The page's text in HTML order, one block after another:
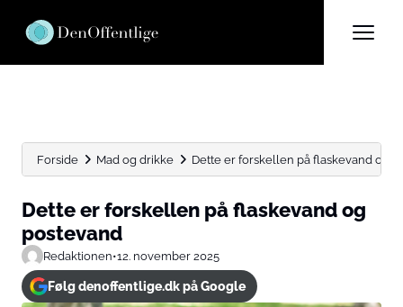
Forside Mad og drikke Dette er forskellen på flaskevand og
Dette er forskellen på flaskevand og
postevand
Redaktionen•12. november 2025
Følg denoffentlige.dk på Google